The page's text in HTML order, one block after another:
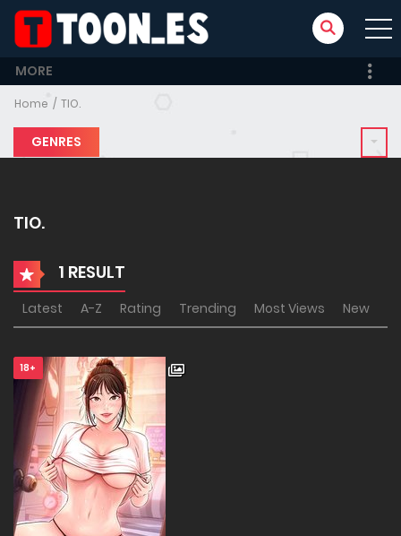
MORE
Home TIO.
GENRES
TIO.
1 RESULT
Latest A-Z Rating Trending Most Views New
18+